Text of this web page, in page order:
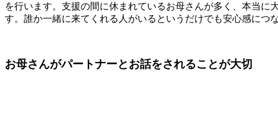
を行います。支援の間に休まれているお母さんが多く、本当
す。誰か一緒に来てくれる人がいるというだけでも安心感につ
お母さんがパートナーとお話をされることが大切